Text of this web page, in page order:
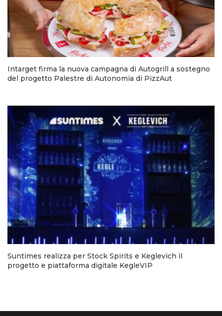
Intarget firma la nuova campagna di Autogrill a sostegno
del progetto Palestre di Autonomia di PizzAut
Suntimes realizza per Stock Spirits e Keglevich il
progetto e piattaforma digitale KegleVIP